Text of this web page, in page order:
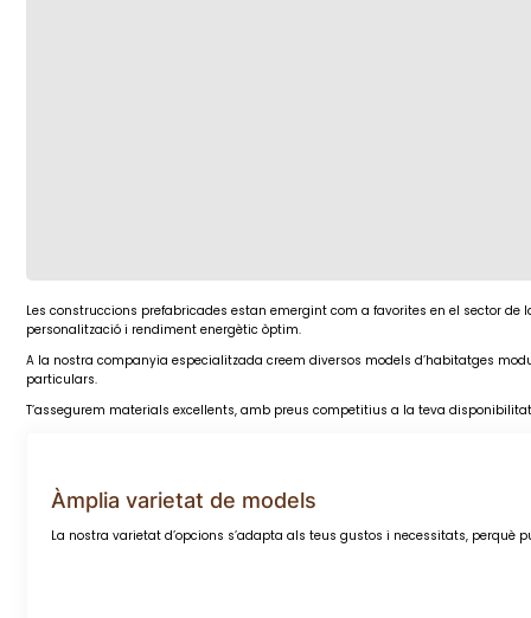
Les construccions prefabricades estan emergint com a favorites en el sector
personalització i rendiment energètic òptim.
A la nostra companyia especialitzada creem diversos models d’habitatges
particulars.
T’assegurem materials excellents, amb preus competitius a la teva
Àmplia varietat de models
La nostra varietat d’opcions s’adapta als teus gustos i necessitats, perquè